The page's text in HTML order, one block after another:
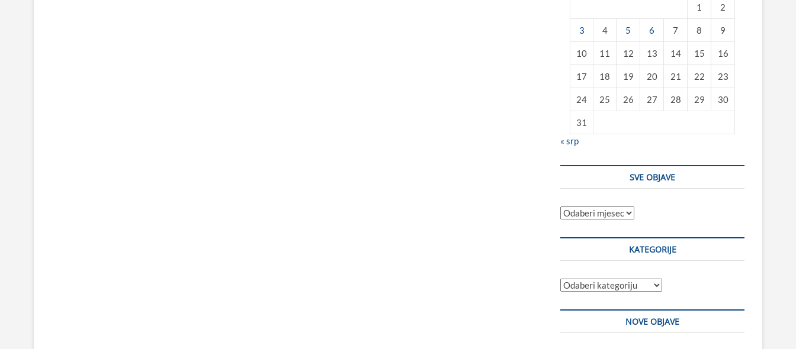
1 2
3 4 5 6 7 8 9
10 11 12 13 14 15 16
17 18 19 20 21 22 23
24 25 26 27 28 29 30
31
« srp
SVE OBJAVE
Sve
KATEGORIJE
Kategorije
NOVE OBJAVE